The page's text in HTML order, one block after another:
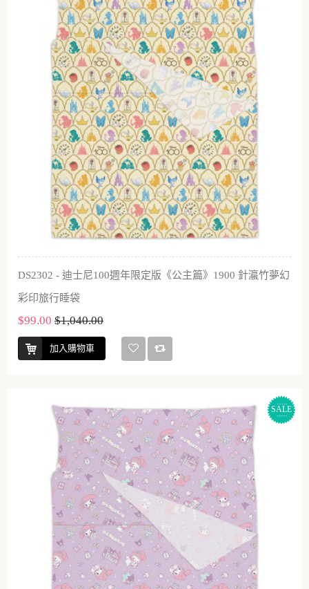
DS2302 - 迪士尼100週年限定版《公主篇》1900 針瀛竹夢幻
彩印旅行睡袋
$99.00 $1,040.00
加入購物車
SALE